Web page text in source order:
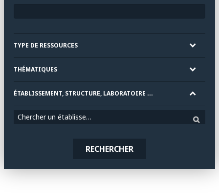
TYPE DE RESSOURCES
THÉMATIQUES
ÉTABLISSEMENT, STRUCTURE, LABORATOIRE ...
Chercher un établissement
RECHERCHER